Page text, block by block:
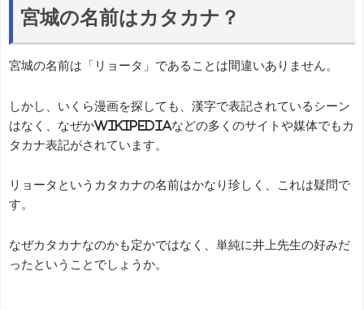
宮城の名前はカタカナ？
宮城の名前は「リョータ」であることは間違いありません。
しかし、いくら漫画を探しても、漢字で表記されているシーン
はなく、なぜかWikipediaなどの多くのサイトや媒体でもカ
タカナ表記がされています。
リョータというカタカナの名前はかなり珍しく、これは疑問で
す。
なぜカタカナなのかも定かではなく、単純に井上先生の好みだ
ったということでしょうか。